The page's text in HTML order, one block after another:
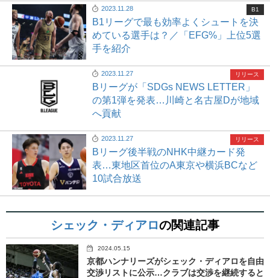
2023.11.28
B1リーグで最も効率よくシュートを決
めている選手は？／「EFG%」上位5選
手を紹介
B1
2023.11.27
Bリーグが「SDGs NEWS LETTER」
の第1弾を発表…川崎と名古屋Dが地域
へ貢献
リリース
2023.11.27
Bリーグ後半戦のNHK中継カード発
表…東地区首位のA東京や横浜BCなど
10試合放送
リリース
シェック・ディアロの関連記事
2024.05.15
京都ハンナリーズがシェック・ディアロを自由
交渉リストに公示…クラブは交渉を継続すると